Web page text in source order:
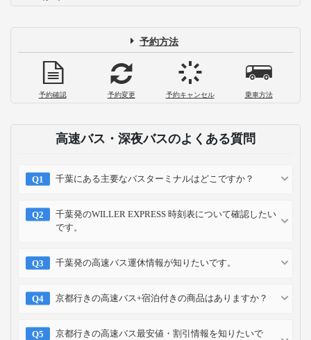
予約方法
予約確認 予約変更 予約キャンセル 乗車方法
高速バス・深夜バスのよくある質問
千葉にある主要なバスターミナルはどこですか？
千葉発のWILLER EXPRESS 時刻表について確認したい
です。
千葉発の高速バス運休情報が知りたいです。
京都行きの高速バス+宿泊付きの商品はありますか？
京都行きの高速バス最安値・割引情報を知りたいで